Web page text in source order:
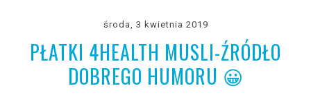
środa, 3 kwietnia 2019
PŁATKI 4HEALTH MUSLI-ŹRÓDŁO
DOBREGO HUMORU 😀